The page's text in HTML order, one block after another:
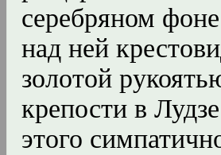
серебряном
над ней
золотой
крепости в
этого